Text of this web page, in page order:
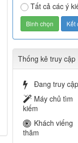
Tất cả các ý
Thống kê truy cập
Đang truy cập
Máy chủ tìm
kiếm
Khách viếng
thăm